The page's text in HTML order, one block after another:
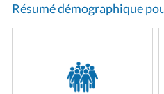
Résumé démographique